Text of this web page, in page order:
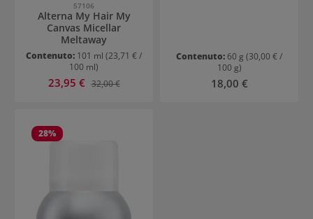
57106
Alterna My Hair My
Canvas Micellar
Meltaway
Contenuto: 101 ml (23,71 € /
100 ml)
Prezzo di vendita:
23,95 € Prezzo normale:
32,00 €
Contenuto: 60 g (30,00 € /
100 g)
Prezzo normale:
18,00 €
28%